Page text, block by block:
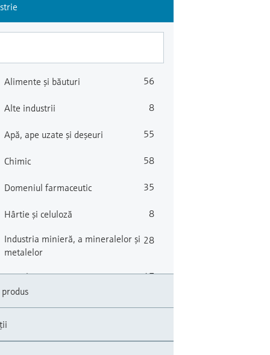
Alimente şi băuturi 56
Alte industrii 8
Apă, ape uzate și deșeuri 55
Chimic 58
Domeniul farmaceutic 35
Hârtie şi celuloză 8
Industria minieră, a mineralelor şi
metalelor
28
Petrol şi gaz / Marin 47